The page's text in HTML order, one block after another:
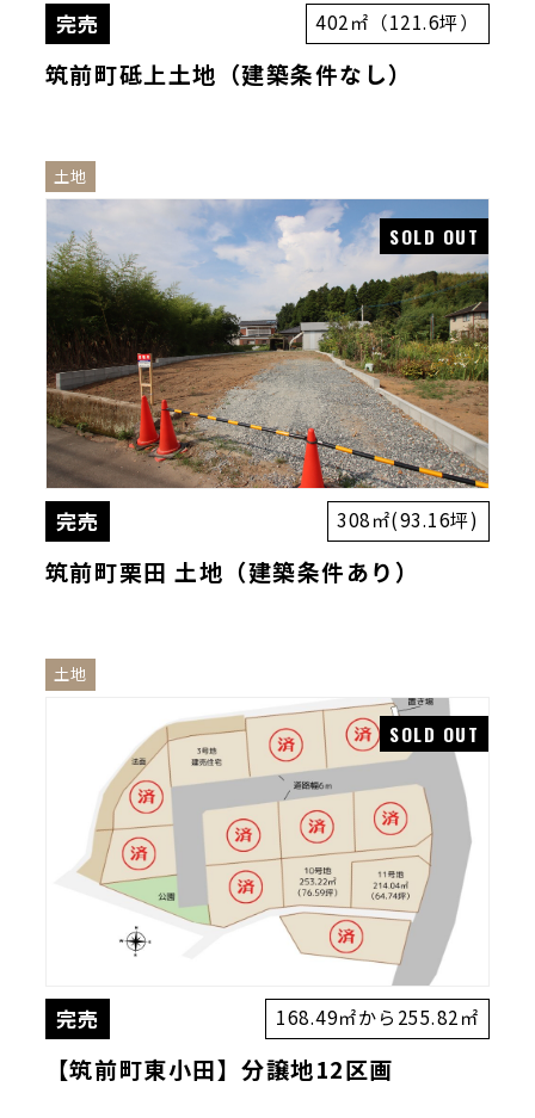
完売 402㎡（121.6坪）
筑前町砥上土地（建築条件なし）
土地
完売 308㎡(93.16坪)
筑前町栗田 土地（建築条件あり）
土地
完売 168.49㎡から255.82㎡
【筑前町東小田】分譲地12区画